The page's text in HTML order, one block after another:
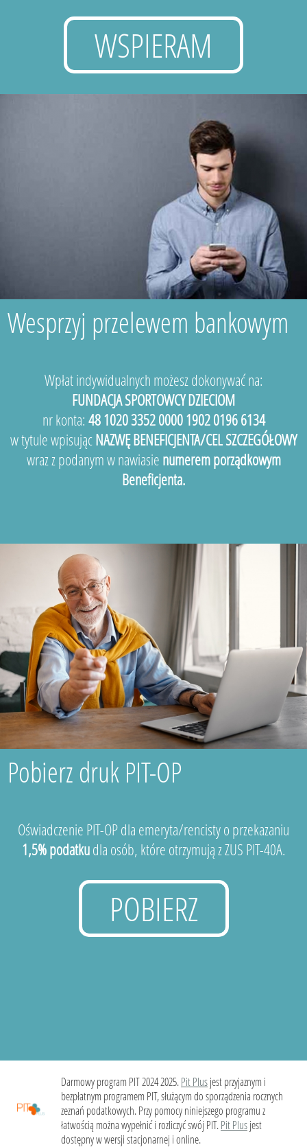
WSPIERAM
Wesprzyj przelewem bankowym
Wpłat indywidualnych możesz dokonywać na:
FUNDACJA SPORTOWCY DZIECIOM
nr konta: 48 1020 3352 0000 1902 0196 6134
w tytule wpisującNAZWĘ BENEFICJENTA/CEL SZCZEGÓŁOWY
wraz z podanym w nawiasie numerem porządkowym
Beneficjenta.
Pobierz druk PIT-OP
Oświadczenie PIT-OP dla emeryta/rencisty o przekazaniu
1,5% podatkudla osób, które otrzymują z ZUS PIT-40A.
POBIERZ
Darmowy program PIT 2024 2025.Pit Plusjest przyjaznym i
bezpłatnym programem PIT, służącym do sporządzenia rocznych
zeznań podatkowych. Przy pomocy niniejszego programu z
łatwością można wypełnić i rozliczyć swój PIT.Pit Plusjest
dostępny w wersji stacjonarnej i online.